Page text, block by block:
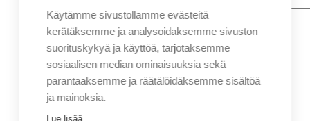
Nimi*
Etunimi
Sukunimi
Sähköposti*
Puhelin*
Käytämme sivustollamme evästeitä
kerätäksemme ja analysoidaksemme sivuston
suorituskykyä ja käyttöä, tarjotaksemme
sosiaalisen median ominaisuuksia sekä
parantaaksemme ja räätälöidäksemme sisältöä
ja mainoksia.
Lue lisää